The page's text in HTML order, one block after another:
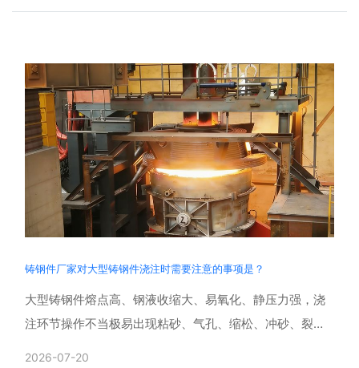
铸钢件厂家对大型铸钢件浇注时需要注意的事项是？
大型铸钢件熔点高、钢液收缩大、易氧化、静压力强，浇
注环节操作不当极易出现粘砂、气孔、缩松、冲砂、裂纹
2026-07-20